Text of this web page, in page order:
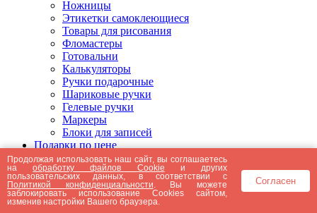
Ножницы
Этикетки самоклеющиеся
Товары для рисования
Фломастеры
Готовальни
Калькуляторы
Ручки подарочные
Шариковые ручки
Гелевые ручки
Маркеры
Блоки для записей
Подарки по цене
Подарки от 5000 рублей
Подарки до 5000 рублей
Подарки до 3000 рублей
Подарки до 2000 рублей
Подарки до 1000 рублей
Продолжая использовать наш сайт, вы соглашаетесь
наобработку файлов Cookie и других
пользовательских данных, в соответствии с
Политикой конфиденциальности . Вы можете
заблокировать использование Cookies сайтом,
изменив настройки Вашего браузера.
Согласен